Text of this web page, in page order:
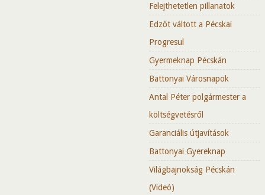
Felejthetetlen pillanatok
Edzőt váltott a Pécskai
Progresul
Gyermeknap Pécskán
Battonyai Városnapok
Antal Péter polgármester a
költségvetésről
Garanciális útjavítások
Battonyai Gyereknap
Világbajnokság Pécskán
(Videó)